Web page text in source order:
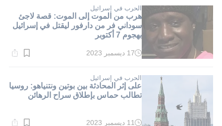
دقيقة.
الحرب في إسرائيل
هرب من الموت إلى الموت: قصة لاجئ
سوداني فر من دارفور ليقتل في إسرائيل
بهجوم 7 أكتوبر
وقت
دقيقة.
17 ديسمبر 2023
الحرب في إسرائيل
على إثر المحادثة بين بوتين ونتنياهو: روسيا
تطالب حماس بإطلاق سراح الرهائن
11 ديسمبر 2023